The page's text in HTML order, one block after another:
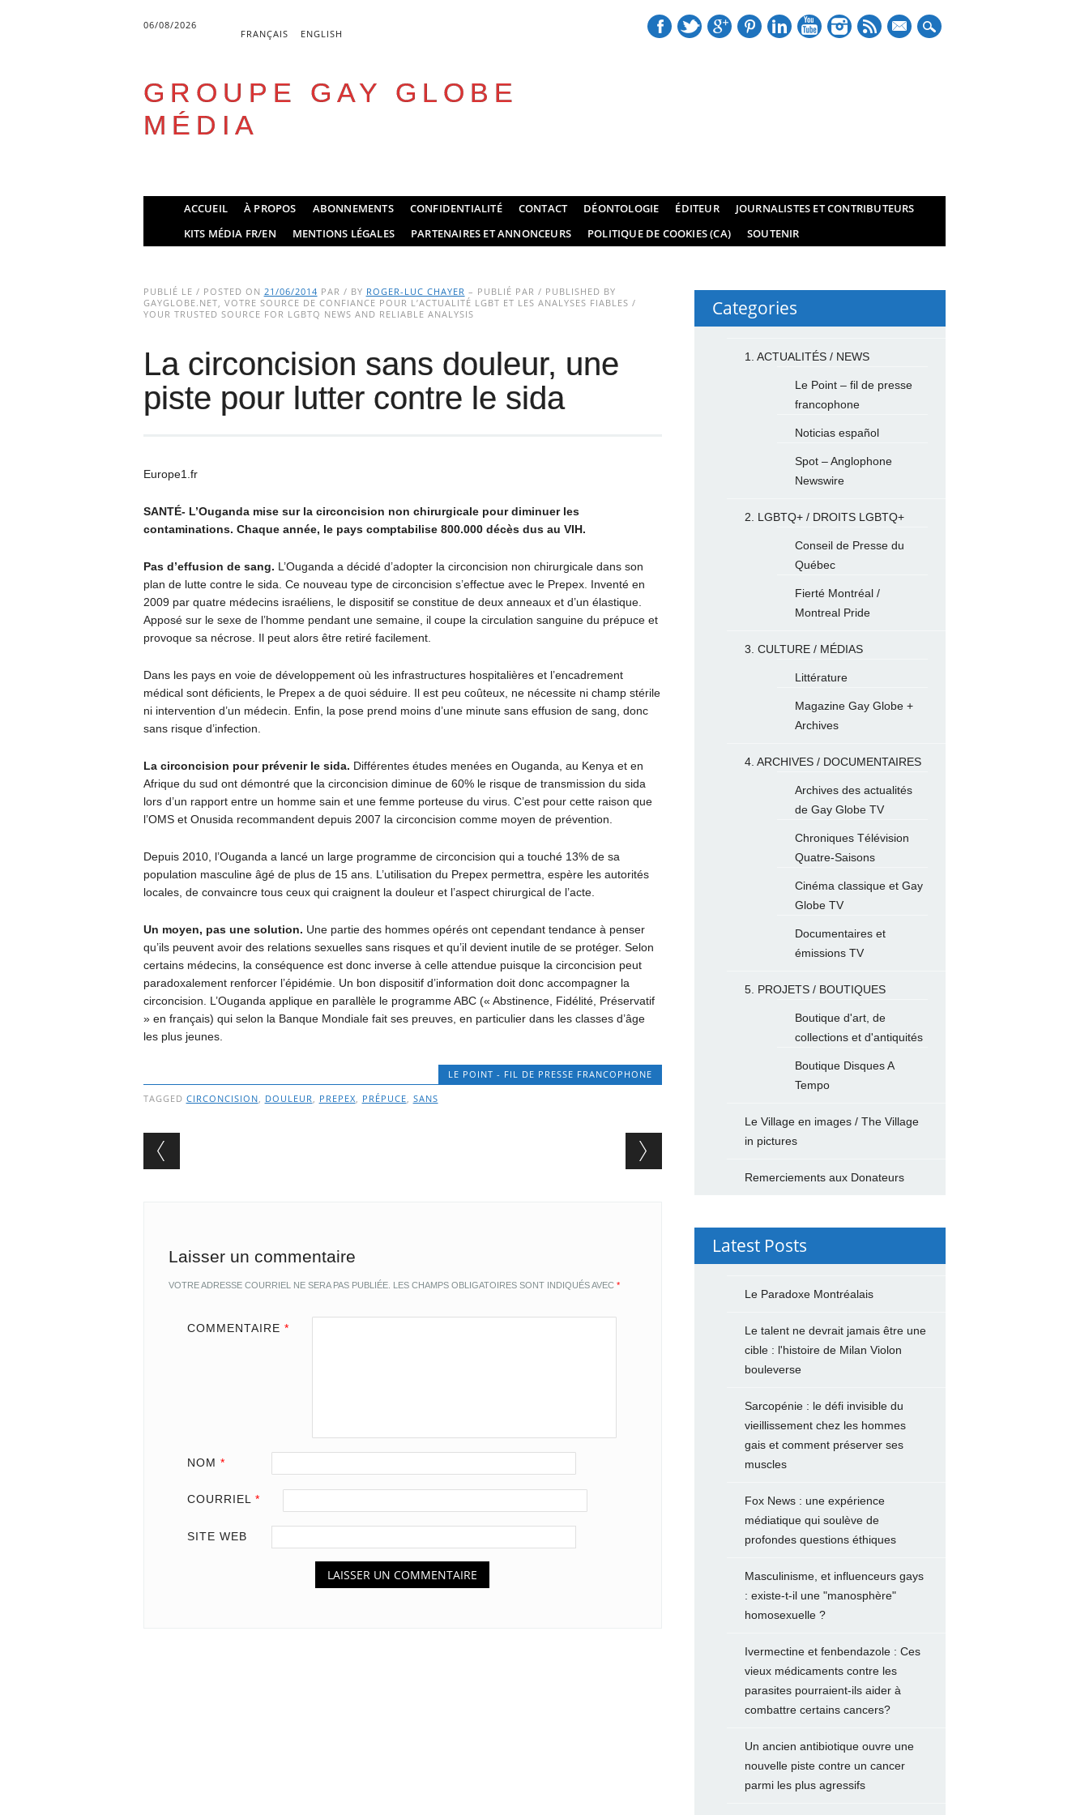
06/08/2026
FRANÇAIS ENGLISH
mail
GROUPE GAY GLOBE
MÉDIA
Main menu
ACCUEIL À PROPOS ABONNEMENTS CONFIDENTIALITÉ CONTACT DÉONTOLOGIE ÉDITEUR
JOURNALISTES ET CONTRIBUTEURS
KITS MÉDIA FR/EN
MENTIONS LÉGALES PARTENAIRES ET ANNONCEURS POLITIQUE DE COOKIES (CA) SOUTENIR
PUBLIÉ LE / POSTED ON 21/06/2014 PAR / BY ROGER-LUC CHAYER – PUBLIÉ PAR / PUBLISHED BY
GAYGLOBE.NET, VOTRE SOURCE DE CONFIANCE POUR L’ACTUALITÉ LGBT ET LES ANALYSES FIABLES /
YOUR TRUSTED SOURCE FOR LGBTQ NEWS AND RELIABLE ANALYSIS
La circoncision sans douleur, une
piste pour lutter contre le sida
Europe1.fr
SANTÉ-L’Ouganda mise sur la circoncision non chirurgicale pour diminuer les
contaminations. Chaque année, le pays comptabilise 800.000 décès dus au VIH.
Pas d’effusion de sang. L’Ouganda a décidé d’adopter la circoncision non chirurgicale dans son
plan de lutte contre le sida. Ce nouveau type de circoncision s’effectue avec le Prepex. Inventé en
2009 par quatre médecins israéliens, le dispositif se constitue de deux anneaux et d’un élastique.
Apposé sur le sexe de l’homme pendant une semaine, il coupe la circulation sanguine du prépuce et
provoque sa nécrose. Il peut alors être retiré facilement.
Dans les pays en voie de développement où les infrastructures hospitalières et l’encadrement
médical sont déficients, le Prepex a de quoi séduire. Il est peu coûteux, ne nécessite ni champ stérile
ni intervention d’un médecin. Enfin, la pose prend moins d’une minute sans effusion de sang, donc
sans risque d’infection.
La circoncision pour prévenir le sida. Différentes études menées en Ouganda, au Kenya et en
Afrique du sud ont démontré que la circoncision diminue de 60% le risque de transmission du sida
lors d’un rapport entre un homme sain et une femme porteuse du virus. C’est pour cette raison que
l’OMS et Onusida recommandent depuis 2007 la circoncision comme moyen de prévention.
Depuis 2010, l’Ouganda a lancé un large programme de circoncision qui a touché 13% de sa
population masculine âgé de plus de 15 ans. L’utilisation du Prepex permettra, espère les autorités
locales, de convaincre tous ceux qui craignent la douleur et l’aspect chirurgical de l’acte.
Un moyen, pas une solution. Une partie des hommes opérés ont cependant tendance à penser
qu’ils peuvent avoir des relations sexuelles sans risques et qu’il devient inutile de se protéger. Selon
certains médecins, la conséquence est donc inverse à celle attendue puisque la circoncision peut
paradoxalement renforcer l’épidémie. Un bon dispositif d’information doit donc accompagner la
circoncision. L’Ouganda applique en parallèle le programme ABC (« Abstinence, Fidélité, Préservatif
» en français) qui selon la Banque Mondiale fait ses preuves, en particulier dans les classes d’âge
les plus jeunes.
LE POINT - FIL DE PRESSE FRANCOPHONE
TAGGED CIRCONCISION, DOULEUR, PREPEX, PRÉPUCE, SANS
Post navigation
Laisser un commentaire
VOTRE ADRESSE COURRIEL NE SERA PAS PUBLIÉE. LES CHAMPS OBLIGATOIRES SONT INDIQUÉS AVEC *
COMMENTAIRE *
NOM *
COURRIEL *
SITE WEB
Categories
1. ACTUALITÉS / NEWS
Le Point – fil de presse
francophone
Noticias español
Spot – Anglophone
Newswire
2. LGBTQ+ / DROITS LGBTQ+
Conseil de Presse du
Québec
Fierté Montréal /
Montreal Pride
3. CULTURE / MÉDIAS
Littérature
Magazine Gay Globe +
Archives
4. ARCHIVES / DOCUMENTAIRES
Archives des actualités
de Gay Globe TV
Chroniques Télévision
Quatre-Saisons
Cinéma classique et Gay
Globe TV
Documentaires et
émissions TV
5. PROJETS / BOUTIQUES
Boutique d'art, de
collections et d'antiquités
Boutique Disques A
Tempo
Le Village en images / The Village
in pictures
Remerciements aux Donateurs
Latest Posts
Le Paradoxe Montréalais
Le talent ne devrait jamais être une
cible : l'histoire de Milan Violon
bouleverse
Sarcopénie : le défi invisible du
vieillissement chez les hommes
gais et comment préserver ses
muscles
Fox News : une expérience
médiatique qui soulève de
profondes questions éthiques
Masculinisme, et influenceurs gays
: existe-t-il une "manosphère"
homosexuelle ?
Ivermectine et fenbendazole : Ces
vieux médicaments contre les
parasites pourraient-ils aider à
combattre certains cancers?
Un ancien antibiotique ouvre une
nouvelle piste contre un cancer
parmi les plus agressifs